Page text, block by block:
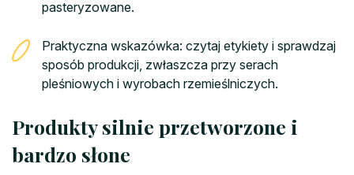
pasteryzowane.
Praktyczna wskazówka: czytaj etykiety i sprawdzaj
sposób produkcji, zwłaszcza przy serach
pleśniowych i wyrobach rzemieślniczych.
Produkty silnie przetworzone i
bardzo słone